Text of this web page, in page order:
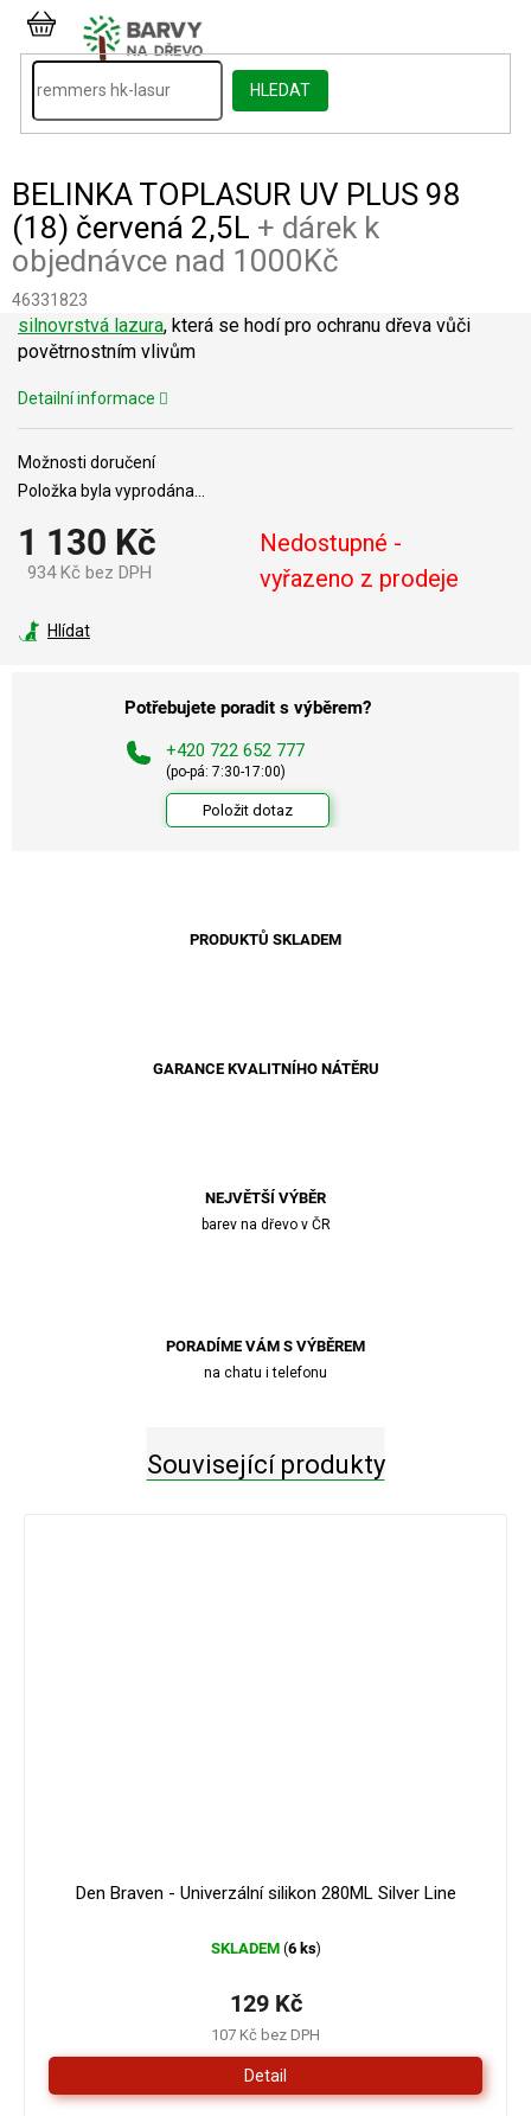
Přejít
obsah
HLEDAT
NÁKUPNÍ
KOŠÍK
BELINKA TOPLASUR UV PLUS 98
(18) červená 2,5L + dárek k
objednávce nad 1000Kč
46331823
1 130 Kč
934 Kč bez DPH
Nedostupné -
vyřazeno z prodeje
Možnosti doručení
Položka byla vyprodána…
silnovrstvá lazura, která se hodí pro ochranu dřeva vůči
povětrnostním vlivům
Detailní informace
Hlídat
Potřebujete poradit s výběrem?
+420 722 652 777
(po-pá: 7:30-17:00)
Položit dotaz
PRODUKTŮ SKLADEM
GARANCE KVALITNÍHO NÁTĚRU
NEJVĚTŠÍ VÝBĚR
barev na dřevo v ČR
PORADÍME VÁM S VÝBĚREM
na chatu i telefonu
Související produkty
Den Braven - Univerzální silikon 280ML Silver Line
SKLADEM (6 ks)
107 Kč bez DPH
129 Kč
Detail